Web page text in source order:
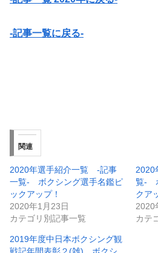
-記事一覧に戻る-
関連
2020年選手紹介一覧 -記事
一覧- ボクシング選手名鑑ピ
ックアップ！
2020年1月23日
カテゴリ別記事一覧
覧-
クア
2020
カテ
2019年度中日本ボクシング観